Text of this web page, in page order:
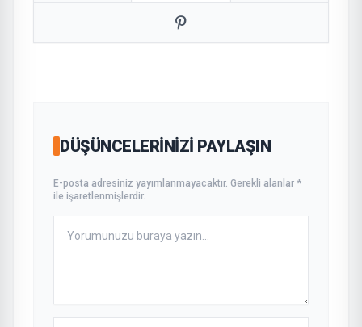
DÜŞÜNCELERINIZI PAYLAŞIN
E-posta adresiniz yayımlanmayacaktır. Gerekli alanlar *
ile işaretlenmişlerdir.